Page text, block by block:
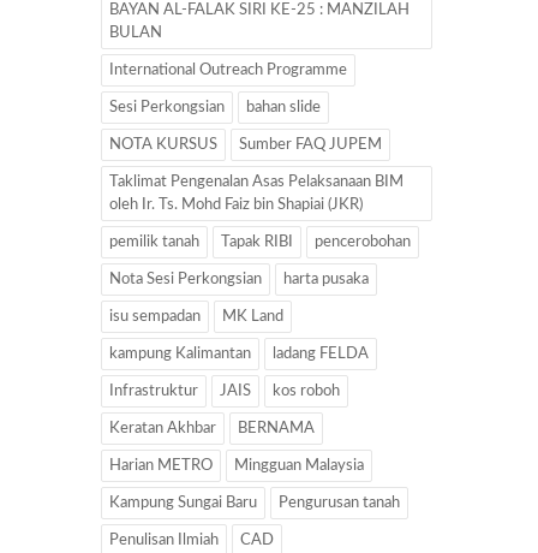
BAYAN AL-FALAK SIRI KE-25 : MANZILAH
BULAN
International Outreach Programme
Sesi Perkongsian bahan slide
NOTA KURSUS Sumber FAQ JUPEM
Taklimat Pengenalan Asas Pelaksanaan BIM
oleh Ir. Ts. Mohd Faiz bin Shapiai (JKR)
pemilik tanah Tapak RIBI pencerobohan
Nota Sesi Perkongsian harta pusaka
isu sempadan MK Land
kampung Kalimantan ladang FELDA
Infrastruktur JAIS kos roboh
Keratan Akhbar BERNAMA
Harian METRO Mingguan Malaysia
Kampung Sungai Baru Pengurusan tanah
Penulisan Ilmiah CAD